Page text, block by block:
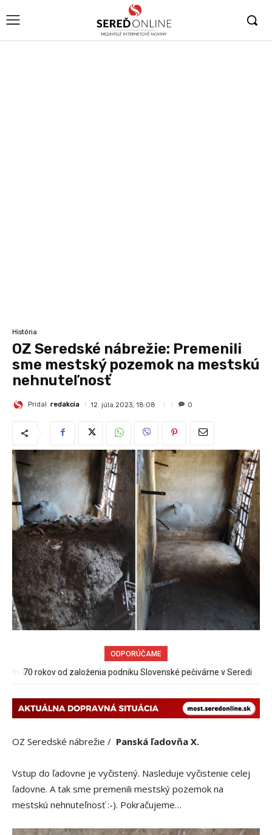
História
OZ Seredské nábrežie: Premenili
sme mestský pozemok na mestskú
nehnuteľnosť
Pridal redakcia 12. júla 2023, 18:08 0
ODPORÚČAME
70 rokov od založenia podniku Slovenské pečivárne v Seredi
OZ Seredské nábrežie / Panská ľadovňa X.
Vstup do ľadovne je vyčistený. Nasleduje vyčistenie celej
ľadovne. A tak sme premenili mestský pozemok na
mestskú nehnuteľnosť :-). Pokračujeme…